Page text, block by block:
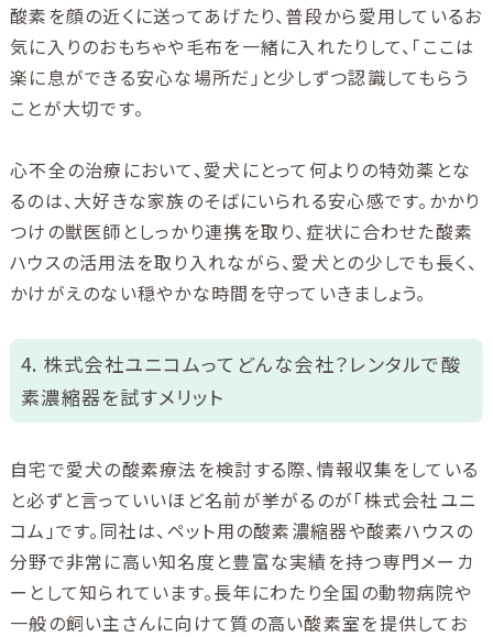
酸素を顔の近くに送ってあげたり、普段から愛用しているお
気に入りのおもちゃや毛布を一緒に入れたりして、「ここは
楽に息ができる安心な場所だ」と少しずつ認識してもらう
ことが大切です。
心不全の治療において、愛犬にとって何よりの特効薬とな
るのは、大好きな家族のそばにいられる安心感です。かかり
つけの獣医師としっかり連携を取り、症状に合わせた酸素
ハウスの活用法を取り入れながら、愛犬との少しでも長く、
かけがえのない穏やかな時間を守っていきましょう。
4. 株式会社ユニコムってどんな会社？レンタルで酸
素濃縮器を試すメリット
自宅で愛犬の酸素療法を検討する際、情報収集をしている
と必ずと言っていいほど名前が挙がるのが「株式会社ユニ
コム」です。同社は、ペット用の酸素濃縮器や酸素ハウスの
分野で非常に高い知名度と豊富な実績を持つ専門メーカ
ーとして知られています。長年にわたり全国の動物病院や
一般の飼い主さんに向けて質の高い酸素室を提供してお